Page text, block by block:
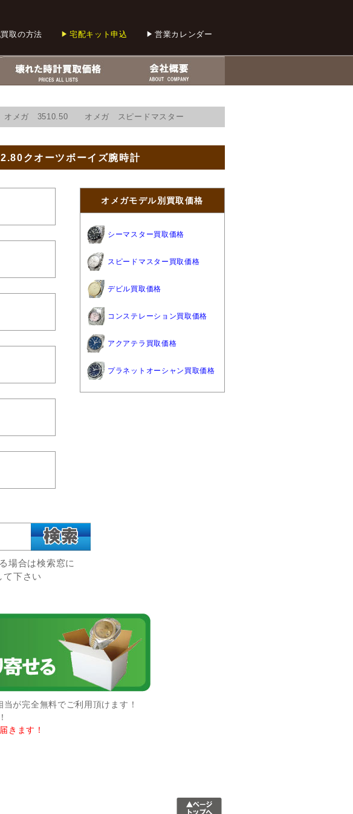
取の方法 宅配キット申込 営業カレンダー
オメガ 3510.50 オメガ スピードマスター
クオーツボーイズ腕時計
オメガモデル別買取価格
シーマスター買取価格
スピードマスター買取価格
デビル買取価格
コンステレーション買取価格
アクアテラ買取価格
プラネットオーシャン買取価格
場合は検索窓に
て下さい
が完全無料でご利用頂けます！
きます！